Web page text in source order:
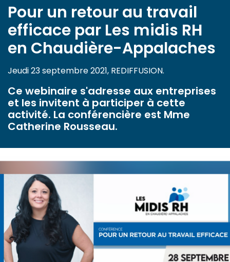
Pour un retour au travail
efficace par Les midis RH
en Chaudière-Appalaches
Jeudi 23 septembre 2021, REDIFFUSION.
Ce webinaire s'adresse aux entreprises
et les invitent à participer à cette
activité. La conférencière est Mme
Catherine Rousseau.